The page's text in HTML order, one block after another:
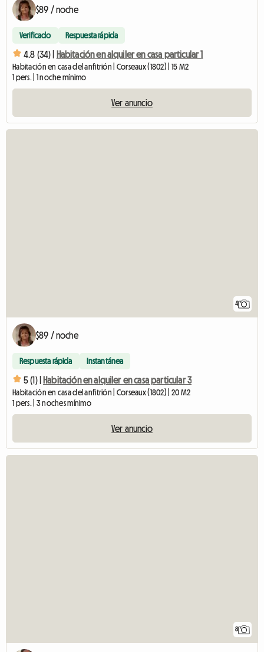
$89 / noche
Verificado Respuesta rápida
4.8 (34) | Habitación en alquiler en casa particular 1
Habitación en casa del anfitrión | Corseaux (1802) | 15 M2
1 pers. | 1 noche mínimo
Ver anuncio
4
$89 / noche
Respuesta rápida Instantánea
5 (1) | Habitación en alquiler en casa particular 3
Habitación en casa del anfitrión | Corseaux (1802) | 20 M2
1 pers. | 3 noches mínimo
Ver anuncio
8